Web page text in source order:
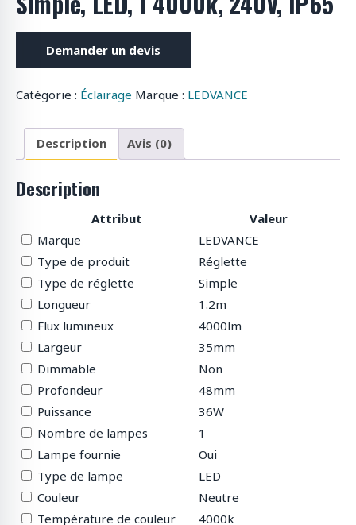
o
d
i
s
Demander un devis
Catégorie : Éclairage Marque : LEDVANCE
Description Avis (0)
Description
Attribut
Valeur
Marque
LEDVANCE
Type de produit
Réglette
Type de réglette
Simple
Longueur
1.2m
Flux lumineux
4000lm
Largeur
35mm
Dimmable
Non
Profondeur
48mm
Puissance
36W
Nombre de lampes
1
Lampe fournie
Oui
Type de lampe
LED
Couleur
Neutre
Température de couleur
4000k